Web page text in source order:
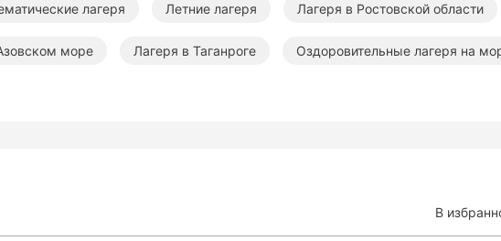
В
лагеря Летние лагеря Лагеря в Ростовской области
море Лагеря в Таганроге Оздоровительные лагеря на